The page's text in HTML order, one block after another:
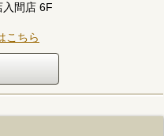
間店 6F
こちら